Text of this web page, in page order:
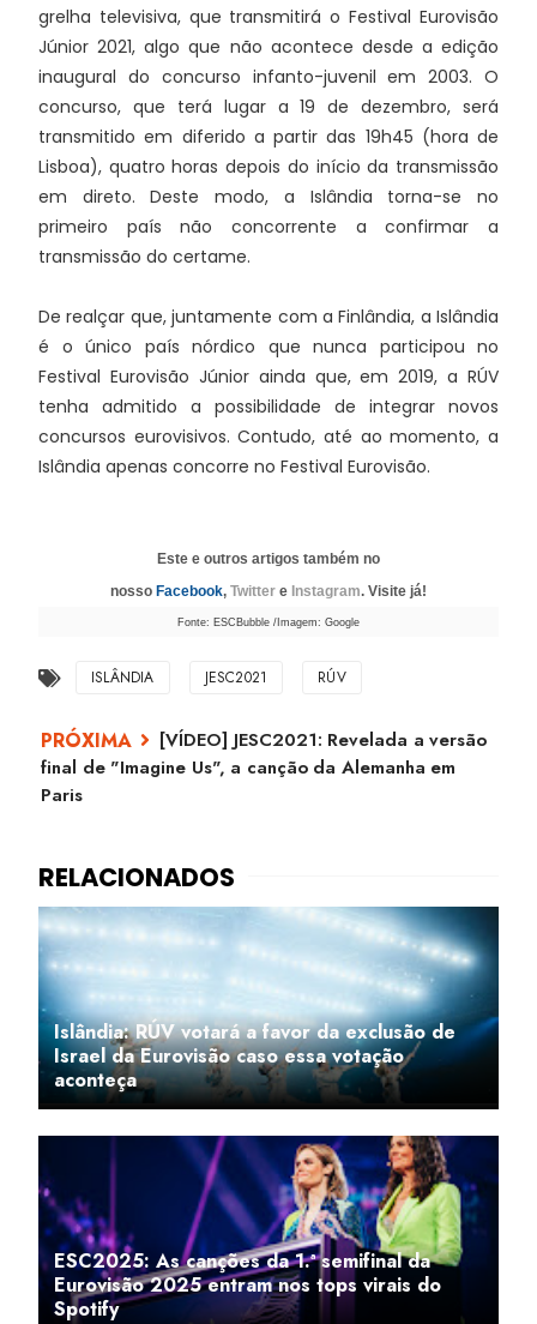
grelha televisiva, que transmitirá o Festival Eurovisão
Júnior 2021, algo que não acontece desde a edição
inaugural do concurso infanto-juvenil em 2003. O
concurso, que terá lugar a 19 de dezembro, será
transmitido em diferido a partir das 19h45 (hora de
Lisboa), quatro horas depois do início da transmissão
em direto. Deste modo, a Islândia torna-se no
primeiro país não concorrente a confirmar a
transmissão do certame.
De realçar que, juntamente com a Finlândia, a Islândia
é o único país nórdico que nunca participou no
Festival Eurovisão Júnior ainda que, em 2019, a RÚV
tenha admitido a possibilidade de integrar novos
concursos eurovisivos. Contudo, até ao momento, a
Islândia apenas concorre no Festival Eurovisão.
Este e outros artigos também no
nosso Facebook, Twitter e Instagram. Visite já!
Fonte: ESCBubble /Imagem: Google
ISLÂNDIA JESC2021 RÚV
[VÍDEO] JESC2021: Revelada a versão
final de "Imagine Us", a canção da Alemanha em
Paris
Islândia: RÚV votará a favor da exclusão de
Israel da Eurovisão caso essa votação
aconteça
ESC2025: As canções da 1.ª semifinal da
Eurovisão 2025 entram nos tops virais do
Spotify